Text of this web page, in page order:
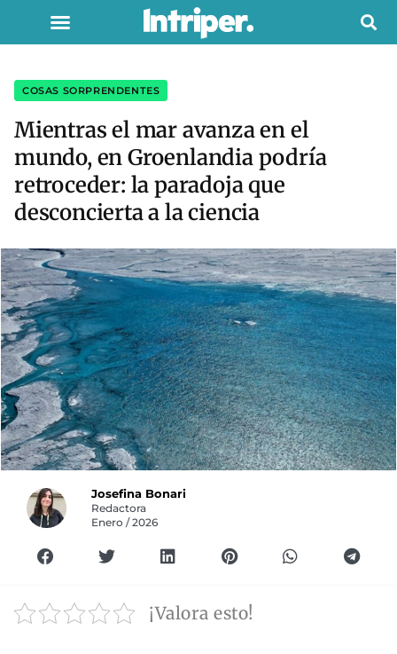
COSAS SORPRENDENTES
Mientras el mar avanza en el
mundo, en Groenlandia podría
retroceder: la paradoja que
desconcierta a la ciencia
Josefina Bonari
Redactora
Enero / 2026
¡Valora esto!